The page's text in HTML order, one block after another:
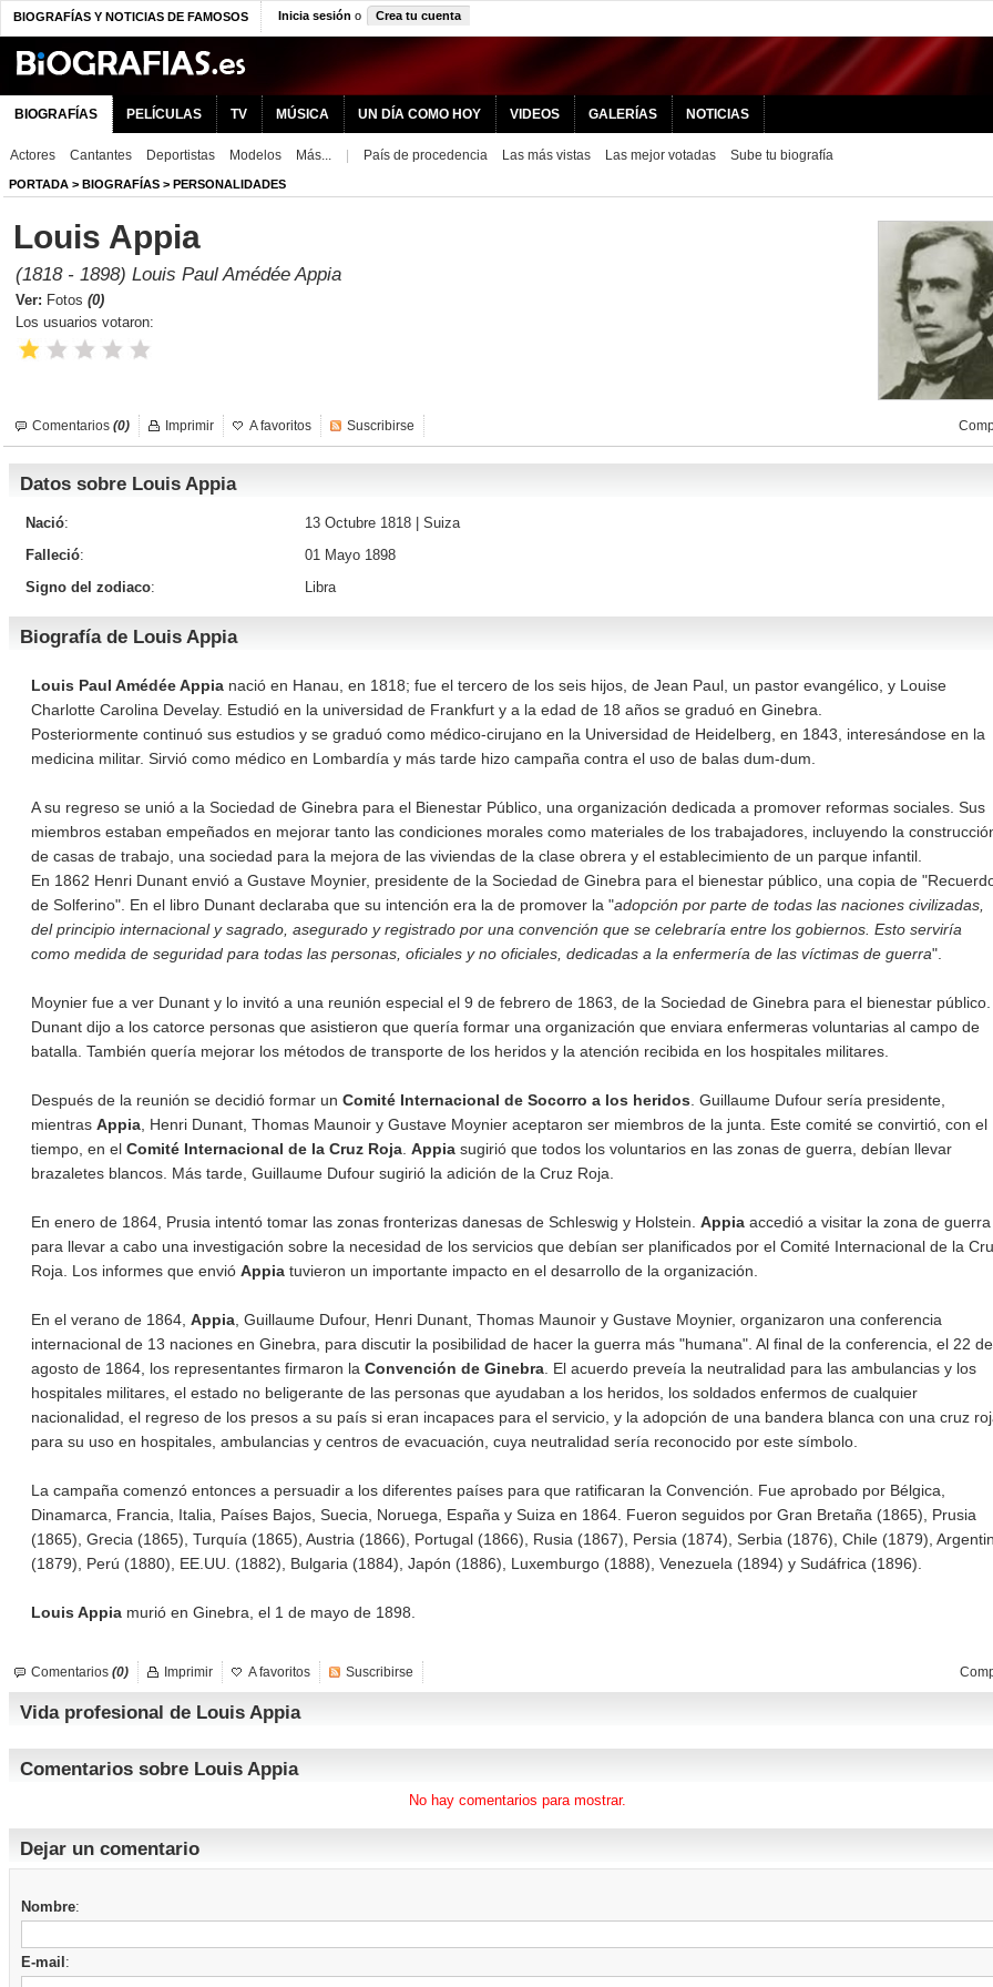
BIOGRAFÍAS Y NOTICIAS DE FAMOSOS Inicia sesión o Crea tu cuenta
BIOGRAFÍAS PELÍCULAS TV MÚSICA UN DÍA COMO HOY VIDEOS GALERÍAS NOTICIAS
Actores Cantantes Deportistas Modelos Más... País de procedencia Las más vistas Las mejor votadas Sube tu biografía
PORTADA > BIOGRAFÍAS > PERSONALIDADES
Louis Appia
(1818 - 1898) Louis Paul Amédée Appia
Ver: Fotos (0)
Los usuarios votaron:
Comentarios (0) Imprimir A favoritos Suscribirse
Datos sobre Louis Appia
Nació: 13 Octubre 1818 | Suiza
Falleció:
01 Mayo 1898
Signo del zodiaco: Libra
Biografía de Louis Appia
Louis Paul Amédée Appia nació en Hanau, en 1818; fue el tercero de los seis hijos, de Jean Paul, un pastor evangélico, y Louise
Charlotte Carolina Develay. Estudió en la universidad de Frankfurt y a la edad de 18 años se graduó en Ginebra.
Posteriormente continuó sus estudios y se graduó como médico-cirujano en la Universidad de Heidelberg, en 1843, interesándose en la
medicina militar. Sirvió como médico en Lombardía y más tarde hizo campaña contra el uso de balas dum-dum.
A su regreso se unió a la Sociedad de Ginebra para el Bienestar Público, una organización dedicada a promover reformas sociales. Sus
miembros estaban empeñados en mejorar tanto las condiciones morales como materiales de los trabajadores, incluyendo la
de casas de trabajo, una sociedad para la mejora de las viviendas de la clase obrera y el establecimiento de un parque infantil.
En 1862 Henri Dunant envió a Gustave Moynier, presidente de la Sociedad de Ginebra para el bienestar público, una copia de
de Solferino". En el libro Dunant declaraba que su intención era la de promover la "adopción por parte de todas las naciones civilizadas,
del principio internacional y sagrado, asegurado y registrado por una convención que se celebraría entre los gobiernos. Esto serviría
como medida de seguridad para todas las personas, oficiales y no oficiales, dedicadas a la enfermería de las víctimas de guerra".
Moynier fue a ver Dunant y lo invitó a una reunión especial el 9 de febrero de 1863, de la Sociedad de Ginebra para el bienestar público.
Dunant dijo a los catorce personas que asistieron que quería formar una organización que enviara enfermeras voluntarias al campo de
batalla. También quería mejorar los métodos de transporte de los heridos y la atención recibida en los hospitales militares.
Después de la reunión se decidió formar un Comité Internacional de Socorro a los heridos . Guillaume Dufour sería presidente,
mientras Appia , Henri Dunant, Thomas Maunoir y Gustave Moynier aceptaron ser miembros de la junta. Este comité se convirtió, con el
tiempo, en el Comité Internacional de la Cruz Roja Appia sugirió que todos los voluntarios en las zonas de guerra, debían llevar
brazaletes blancos. Más tarde, Guillaume Dufour sugirió la adición de la Cruz Roja.
En enero de 1864, Prusia intentó tomar las zonas fronterizas danesas de Schleswig y Holstein. Appia accedió a visitar la zona de guerra
para llevar a cabo una investigación sobre la necesidad de los servicios que debían ser planificados por el Comité Internacional de la
Roja. Los informes que envió Appia tuvieron un importante impacto en el desarrollo de la organización.
En el verano de 1864, Appia , Guillaume Dufour, Henri Dunant, Thomas Maunoir y Gustave Moynier, organizaron una conferencia
internacional de 13 naciones en Ginebra, para discutir la posibilidad de hacer la guerra más "humana". Al final de la conferencia, el 22 de
agosto de 1864, los representantes firmaron la Convención de Ginebra . El acuerdo preveía la neutralidad para las ambulancias y los
hospitales militares, el estado no beligerante de las personas que ayudaban a los heridos, los soldados enfermos de cualquier
nacionalidad, el regreso de los presos a su país si eran incapaces para el servicio, y la adopción de una bandera blanca con una cruz
para su uso en hospitales, ambulancias y centros de evacuación, cuya neutralidad sería reconocido por este símbolo.
La campaña comenzó entonces a persuadir a los diferentes países para que ratificaran la Convención. Fue aprobado por Bélgica,
Dinamarca, Francia, Italia, Países Bajos, Suecia, Noruega, España y Suiza en 1864. Fueron seguidos por Gran Bretaña (1865), Prusia
(1865), Grecia (1865), Turquía (1865), Austria (1866), Portugal (1866), Rusia (1867), Persia (1874), Serbia (1876), Chile (1879),
(1879), Perú (1880), EE.UU. (1882), Bulgaria (1884), Japón (1886), Luxemburgo (1888), Venezuela (1894) y Sudáfrica (1896).
Louis Appia murió en Ginebra, el 1 de mayo de 1898.
Comentarios (0) Imprimir A favoritos Suscribirse
Vida profesional de Louis Appia
Comentarios sobre Louis Appia
No hay comentarios para mostrar.
Dejar un comentario
Nombre:
E-mail :